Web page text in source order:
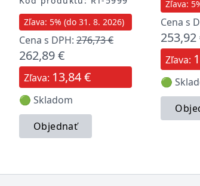
Zľava: 5% (do 31. 8. 2026)
Cena s DPH: 276,73 €
262,89 €
Zľava: 13,84 €
🟢 Skladom
Objednať
Zľava:
Cena s
253,92
Zľava:
🟢